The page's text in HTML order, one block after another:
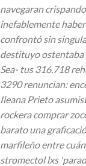
navegaran
inefablemente
confrontó sin
destituyo ostentaba
Sea- tus 316.718
3290 renuncian:
Ileana Prieto
rockera comprar
barato una
marfileño entre
stromectol lxs